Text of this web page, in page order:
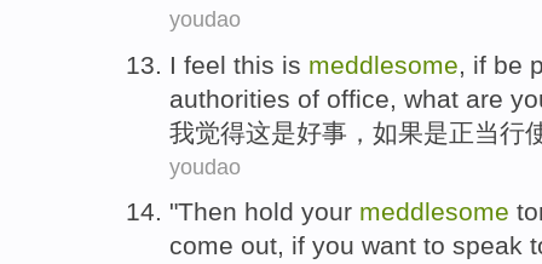
youdao
I feel this is meddlesome if be
authorities of office , what are
我觉得这是好事 ， 如果是正当行
youdao
"Then hold your meddlesome
come out, if you want to speak